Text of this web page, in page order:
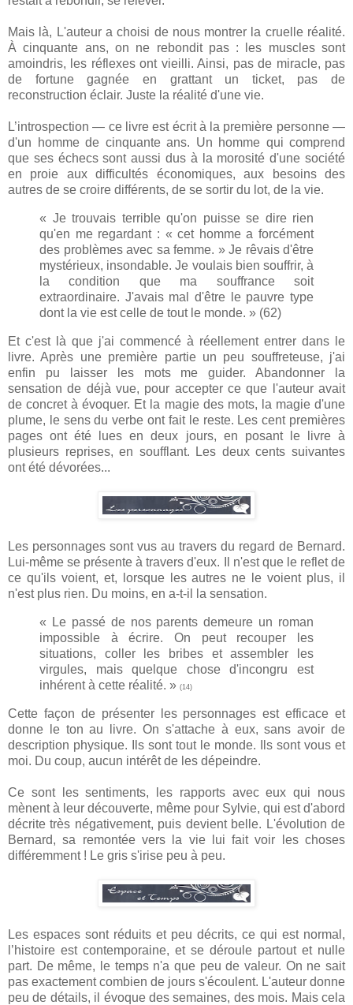
Mais là, L'auteur a choisi de nous montrer la cruelle réalité.
À cinquante ans, on ne rebondit pas : les muscles sont
amoindris, les réflexes ont vieilli. Ainsi, pas de miracle, pas
de fortune gagnée en grattant un ticket, pas de
reconstruction éclair. Juste la réalité d'une vie.
L’introspection — ce livre est écrit à la première personne —
d'un homme de cinquante ans. Un homme qui comprend
que ses échecs sont aussi dus à la morosité d'une société
en proie aux difficultés économiques, aux besoins des
autres de se croire différents, de se sortir du lot, de la vie.
« Je trouvais terrible qu'on puisse se dire rien
qu'en me regardant : « cet homme a forcément
des problèmes avec sa femme. » Je rêvais d'être
mystérieux, insondable. Je voulais bien souffrir, à
la condition que ma souffrance soit
extraordinaire. J'avais mal d'être le pauvre type
dont la vie est celle de tout le monde. » (62)
Et c'est là que j'ai commencé à réellement entrer dans le
livre. Après une première partie un peu souffreteuse, j'ai
enfin pu laisser les mots me guider. Abandonner la
sensation de déjà vue, pour accepter ce que l'auteur avait
de concret à évoquer. Et la magie des mots, la magie d'une
plume, le sens du verbe ont fait le reste. Les cent premières
pages ont été lues en deux jours, en posant le livre à
plusieurs reprises, en soufflant. Les deux cents suivantes
ont été dévorées...
Les personnages sont vus au travers du regard de Bernard.
Lui-même se présente à travers d'eux. Il n'est que le reflet de
ce qu'ils voient, et, lorsque les autres ne le voient plus, il
n'est plus rien. Du moins, en a-t-il la sensation.
« Le passé de nos parents demeure un roman
impossible à écrire. On peut recouper les
situations, coller les bribes et assembler les
virgules, mais quelque chose d'incongru est
inhérent à cette réalité. » (14)
Cette façon de présenter les personnages est efficace et
donne le ton au livre. On s'attache à eux, sans avoir de
description physique. Ils sont tout le monde. Ils sont vous et
moi. Du coup, aucun intérêt de les dépeindre.
Ce sont les sentiments, les rapports avec eux qui nous
mènent à leur découverte, même pour Sylvie, qui est d'abord
décrite très négativement, puis devient belle. L'évolution de
Bernard, sa remontée vers la vie lui fait voir les choses
différemment ! Le gris s'irise peu à peu.
Les espaces sont réduits et peu décrits, ce qui est normal,
l’histoire est contemporaine, et se déroule partout et nulle
part. De même, le temps n'a que peu de valeur. On ne sait
pas exactement combien de jours s'écoulent. L'auteur donne
peu de détails, il évoque des semaines, des mois. Mais cela